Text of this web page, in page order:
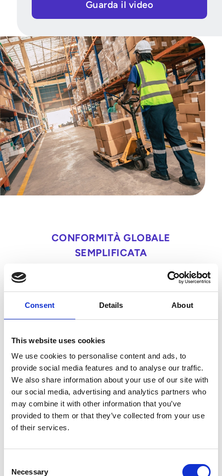
Consent Details About
This website uses cookies
We use cookies to personalise content and ads, to
provide social media features and to analyse our traffic.
We also share information about your use of our site with
our social media, advertising and analytics partners who
may combine it with other information that you’ve
provided to them or that they’ve collected from your use
of their services.
Selection
Necessary
Guarda il video
CONFORMITÀ GLOBALE
SEMPLIFICATA
Affronta con sicurezza
gli obblighi di
fatturazione elettronica
I governi di tutto il mondo stanno
introducendo requisiti obbligatori di
fatturazione elettronica per migliorare la
conformità fiscale e ridurre le frodi. L’America
Latina ha aperto la strada, mentre Europa e
Asia-Pacifico continuano ad ampliare i propri